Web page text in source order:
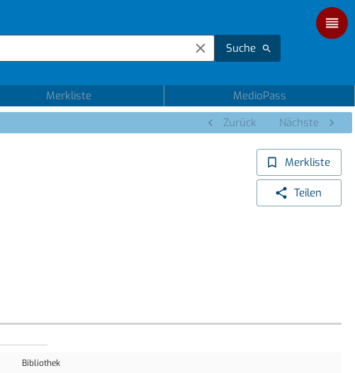
Suche
Merkliste
MedioPass
Zurück Nächste
Merkliste
Teilen
Bibliothek